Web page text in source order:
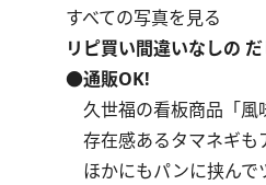
すべての写真を見る
リピ買い間違いなしの
●通販OK!
久世福の看板商品「風
存在感あるタマネギも
ほかにもパンに挟んで